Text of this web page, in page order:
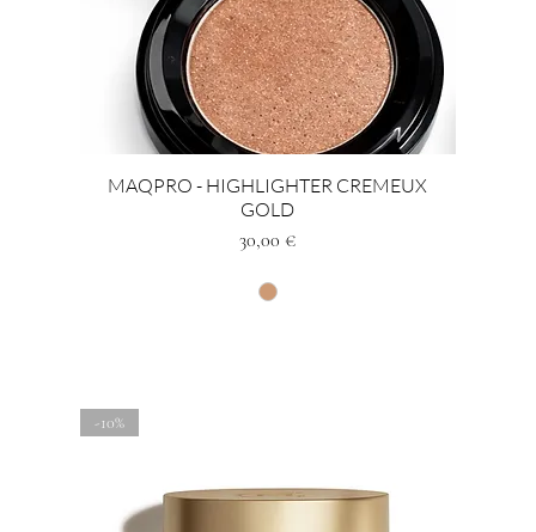
MAQPRO - HIGHLIGHTER CREMEUX
GOLD
Preis
30,00 €
-10%